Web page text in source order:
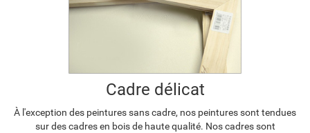
Cadre délicat
À l'exception des peintures sans cadre, nos peintures sont tendues
sur des cadres en bois de haute qualité. Nos cadres sont